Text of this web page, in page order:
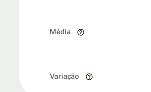
Média
Variação